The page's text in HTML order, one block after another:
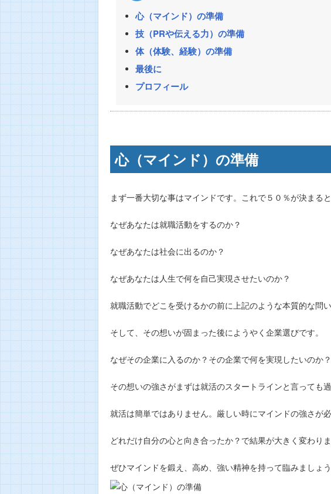
心（マインド）の準備
技（PRや伝える力）の準備
体（体験、経験）の準備
最後に
プロフィール
心（マインド）の準備
まず一番大切な事はマインドです。これで５０％が決まる
なぜあなたは就職活動をするのか？
なぜあなたは社会に出るのか？
なぜあなたは人生で何を自己実現させたいのか？
就職活動でどこを受けるかの前に上記のような本質的な問い
そして、その想いが固まった後にようやく企業選びです。
なぜその企業に入るのか？その企業で何を実現したいのか？
その想いの強さがまずは就活のスタートラインと言っても過
就活は簡単ではありません。厳しい時にマインドの強さが必
どれだけ自分の心と向き合ったか？で結果が大きく変わりま
ぜひマインドを鍛え、高め、強い精神を持って臨みましょう